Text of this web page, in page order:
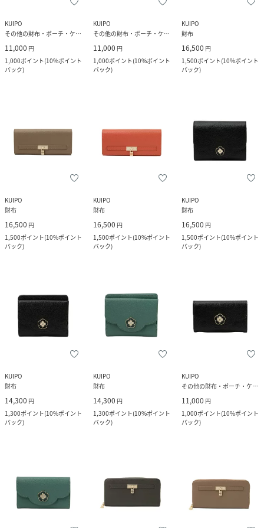
KUIPO
その他の財布・ポーチ・ケース
11,000 円
1,000ポイント(10%ポイント
バック)
KUIPO
その他の財布・ポーチ・ケース
11,000 円
1,000ポイント(10%ポイント
バック)
KUIPO
財布
16,500 円
1,500ポイント(10%ポイント
バック)
KUIPO
財布
16,500 円
1,500ポイント(10%ポイント
バック)
KUIPO
財布
16,500 円
1,500ポイント(10%ポイント
バック)
KUIPO
財布
16,500 円
1,500ポイント(10%ポイント
バック)
KUIPO
財布
14,300 円
1,300ポイント(10%ポイント
バック)
KUIPO
財布
14,300 円
1,300ポイント(10%ポイント
バック)
KUIPO
その他の財布・ポーチ・ケース
11,000 円
1,000ポイント(10%ポイント
バック)